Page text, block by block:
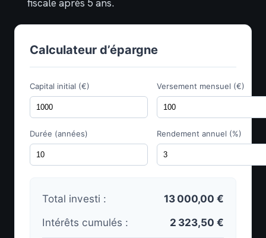
fiscale après 5 ans.
Calculateur d’épargne
Capital initial (€) Versement mensuel (€)
Durée (années) Rendement annuel (%)
Total investi :
13 000,00 €
Intérêts cumulés :
2 323,50 €